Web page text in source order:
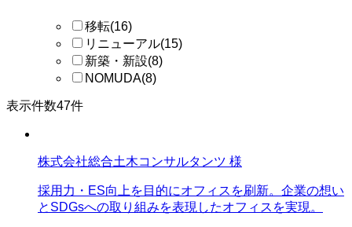
移転(16)
リニューアル(15)
新築・新設(8)
NOMUDA(8)
表示件数47件
株式会社総合土木コンサルタンツ 様
採用力・ES向上を目的にオフィスを刷新。企業の想い
とSDGsへの取り組みを表現したオフィスを実現。